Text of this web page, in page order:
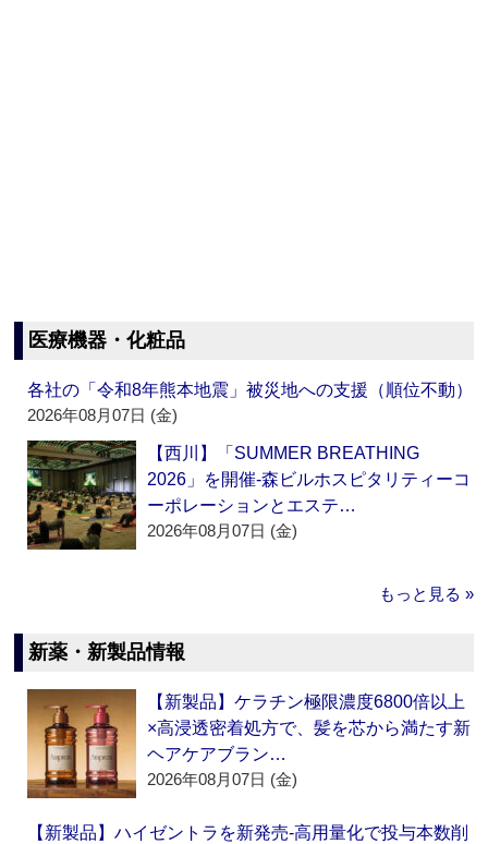
医療機器・化粧品
各社の「令和8年熊本地震」被災地への支援（順位不動）
2026年08月07日 (金)
【西川】「SUMMER BREATHING
2026」を開催‐森ビルホスピタリティーコ
ーポレーションとエステ…
2026年08月07日 (金)
もっと見る »
新薬・新製品情報
【新製品】ケラチン極限濃度6800倍以上
×高浸透密着処方で、髪を芯から満たす新
ヘアケアブラン…
2026年08月07日 (金)
【新製品】ハイゼントラを新発売‐高用量化で投与本数削